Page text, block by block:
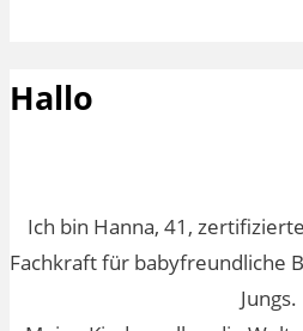
Hallo
Ich bin Hanna, 41,
Fachkraft für babyfreundliche
Jungs.